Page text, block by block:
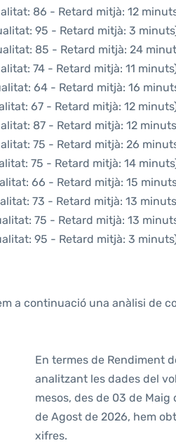
86 - Retard mitjà: 12
95 - Retard mitjà: 3
85 - Retard mitjà: 24
74 - Retard mitjà: 11
64 - Retard mitjà: 16
67 - Retard mitjà: 12
87 - Retard mitjà: 12
75 - Retard mitjà: 26
75 - Retard mitjà: 14
66 - Retard mitjà: 15
73 - Retard mitjà: 13
75 - Retard mitjà: 13
95 - Retard mitjà: 3
a continuació una anàlisi de
En termes de Rendiment
analitzant les dades del
mesos, des de 03 de Maig
de Agost de 2026, hem
xifres.